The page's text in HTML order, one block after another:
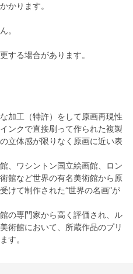
かります。
。
する場合があります。
加工（特許）をして原画再現性
ンクで直接刷って作られた複製
立体感が限りなく原画に近い表
、ワシントン国立絵画館、ロン
館など世界の有名美術館から原
けて制作された“世界の名画”が
の専門家から高く評価され、ル
術館において、所蔵作品のプリ
す。